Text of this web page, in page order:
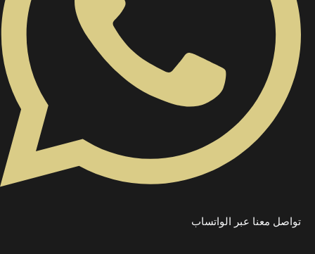
تواصل معنا عبر الواتساب